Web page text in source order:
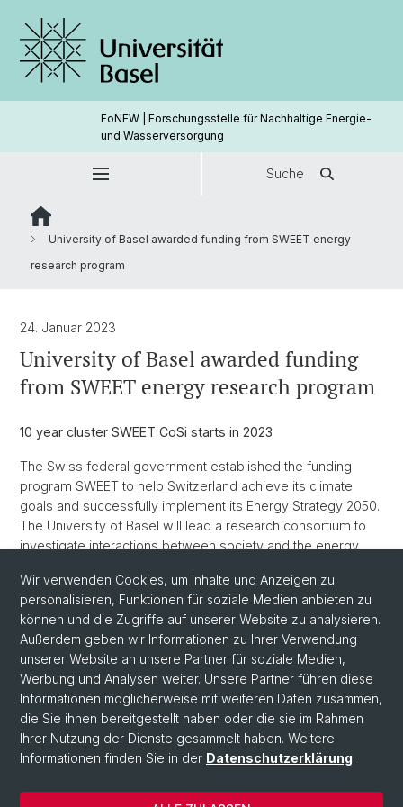
FoNEW | Forschungsstelle für Nachhaltige Energie-
und Wasserversorgung
Suche
University of Basel awarded funding from SWEET energy
research program
24. Januar 2023
University of Basel awarded funding
from SWEET energy research program
10 year cluster SWEET CoSi starts in 2023
The Swiss federal government established the funding
program SWEET to help Switzerland achieve its climate
goals and successfully implement its Energy Strategy 2050.
The University of Basel will lead a research consortium to
investigate interactions between society and the energy
Linkto Uni News
Linkto SFOE announcement
Zurück
Wir verwenden Cookies, um Inhalte und Anzeigen zu
personalisieren, Funktionen für soziale Medien anbieten zu
können und die Zugriffe auf unserer Website zu analysieren.
Außerdem geben wir Informationen zu Ihrer Verwendung
unserer Website an unsere Partner für soziale Medien,
Werbung und Analysen weiter. Unsere Partner führen diese
Informationen möglicherweise mit weiteren Daten zusammen,
die Sie ihnen bereitgestellt haben oder die sie im Rahmen
Ihrer Nutzung der Dienste gesammelt haben. Weitere
Informationen finden Sie in der Datenschutzerklärung.